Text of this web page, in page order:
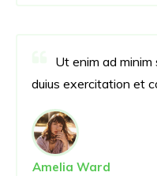
Ut enim ad minim
duius exercitation et
Amelia Ward